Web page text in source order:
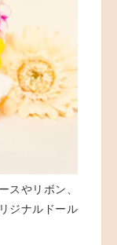
スやリボン、
ジナルドール